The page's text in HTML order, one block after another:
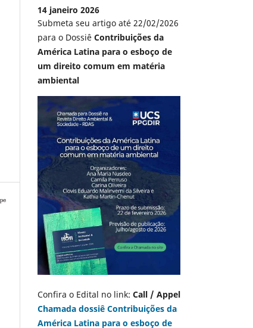
14 janeiro 2026
Submeta seu artigo até 22/02/2026
para o Dossiê Contribuições da
América Latina para o esboço de
um direito comum em matéria
ambiental
Confira o Edital no link: Call / Appel
Chamada dossiê Contribuições da
América Latina para o esboço de